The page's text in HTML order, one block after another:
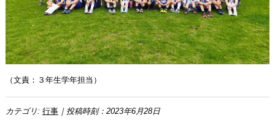
（文責：３年生学年担当）
カテゴリ: 行事｜投稿時刻：2023年6月28日